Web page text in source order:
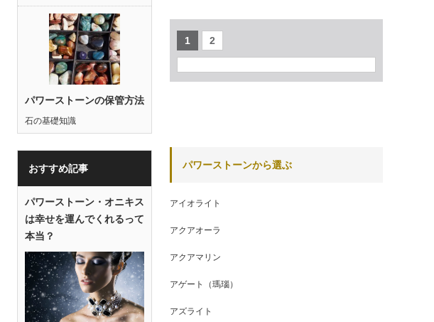
パワーストーンの保管方法
石の基礎知識
おすすめ記事
パワーストーン・オニキス
は幸せを運んでくれるって
本当？
1 2
パワーストーンから選ぶ
アイオライト
アクアオーラ
アクアマリン
アゲート（瑪瑙）
アズライト